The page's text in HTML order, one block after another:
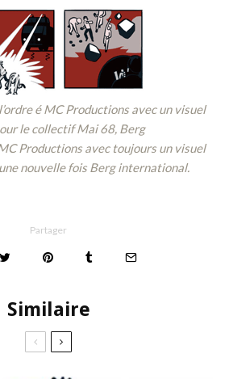
é MC Productions avec un visuel
le collectif Mai 68, Berg
Productions avec toujours un visuel
nouvelle fois Berg international.
Partager
Similaire